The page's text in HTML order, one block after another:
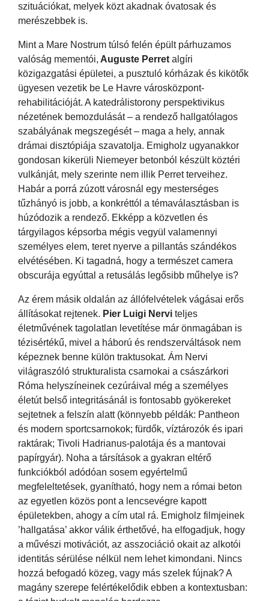
szituációkat, melyek közt akadnak óvatosak és
merészebbek is.
Mint a Mare Nostrum túlsó felén épült párhuzamos
valóság mementói, Auguste Perret algíri
közigazgatási épületei, a pusztuló kórházak és kikötők
ügyesen vezetik be Le Havre városközpont-
rehabilitációját. A katedrálistorony perspektivikus
nézetének bemozdulását – a rendező hallgatólagos
szabályának megszegését – maga a hely, annak
drámai disztópiája szavatolja. Emigholz ugyanakkor
gondosan kikerüli Niemeyer betonból készült köztéri
vulkánját, mely szerinte nem illik Perret terveihez.
Habár a porrá zúzott városnál egy mesterséges
tűzhányó is jobb, a konkréttól a témaválasztásban is
húzódozik a rendező. Ekképp a közvetlen és
tárgyilagos képsorba mégis vegyül valamennyi
személyes elem, teret nyerve a pillantás szándékos
elvétésében. Ki tagadná, hogy a természet camera
obscurája egyúttal a retusálás legősibb műhelye is?
Az érem másik oldalán az állófelvételek vágásai erős
állításokat rejtenek. Pier Luigi Nervi teljes
életművének tagolatlan levetítése már önmagában is
tézisértékű, mivel a háború és rendszerváltások nem
képeznek benne külön traktusokat. Ám Nervi
világraszóló strukturalista csarnokai a császárkori
Róma helyszíneinek cezúráival még a személyes
életút belső integritásánál is fontosabb gyökereket
sejtetnek a felszín alatt (könnyebb példák: Pantheon
és modern sportcsarnokok; fürdők, víztározók és ipari
raktárak; Tivoli Hadrianus-palotája és a mantovai
papírgyár). Noha a társítások a gyakran eltérő
funkciókból adódóan sosem egyértelmű
megfeleltetések, gyanítható, hogy nem a római beton
az egyetlen közös pont a lencsevégre kapott
épületekben, ahogy a cím utal rá. Emigholz filmjeinek
’hallgatása’ akkor válik érthetővé, ha elfogadjuk, hogy
a művészi motivációt, az asszociáció okait az alkotói
identitás sérülése nélkül nem lehet kimondani. Nincs
hozzá befogadó közeg, vagy más szelek fújnak? A
magány szerepe felértékelődik ebben a kontextusban: